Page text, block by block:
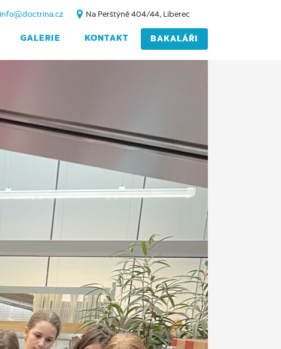
GALERIE KONTAKT BAKALÁŘI
info@doctrina.cz Na Perštýně 404/44, Liberec